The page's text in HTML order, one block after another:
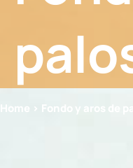
Home > Fondo y aros de